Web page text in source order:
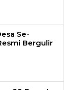
Se-
Bergulir